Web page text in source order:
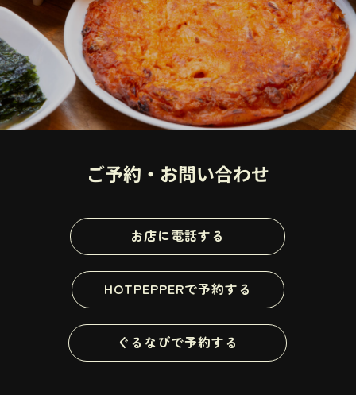
ご予約・お問い合わせ
お店に電話する
HOTPEPPERで予約する
ぐるなびで予約する